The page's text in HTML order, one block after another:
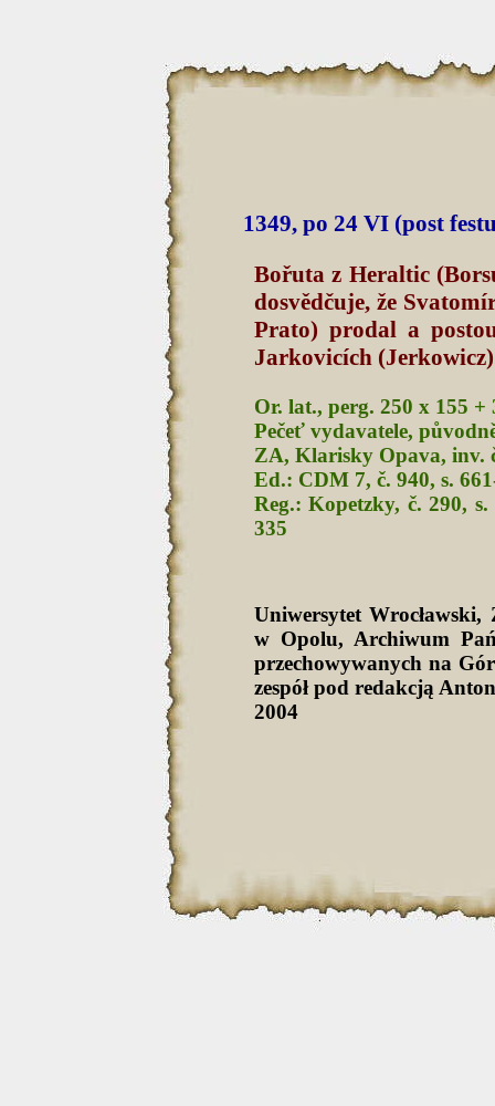
1349, po 24 VI (post
Bořuta z Heraltic
dosvědčuje, že
Prato) prodal a
Jarkovicích
Or. lat., perg. 250 x 155 +
Pečeť vydavatele,
ZA, Klarisky Opava, inv.
Ed.: CDM 7, č. 940, s.
Reg.: Kopetzky, č. 290,
335
Uniwersytet
w Opolu, Archiwum
przechowywanych na
zespół pod redakcją
2004